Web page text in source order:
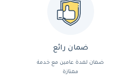
ضمان رائع
ضمان لمدة عامين مع خدمة
ممتازة